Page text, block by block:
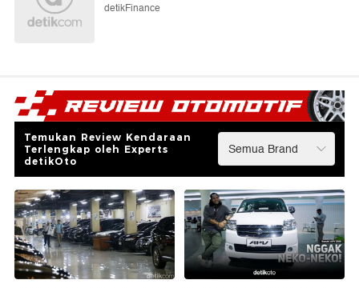
detikFinance
Temukan Review Kendaraan
Terlengkap oleh Experts
detikOto